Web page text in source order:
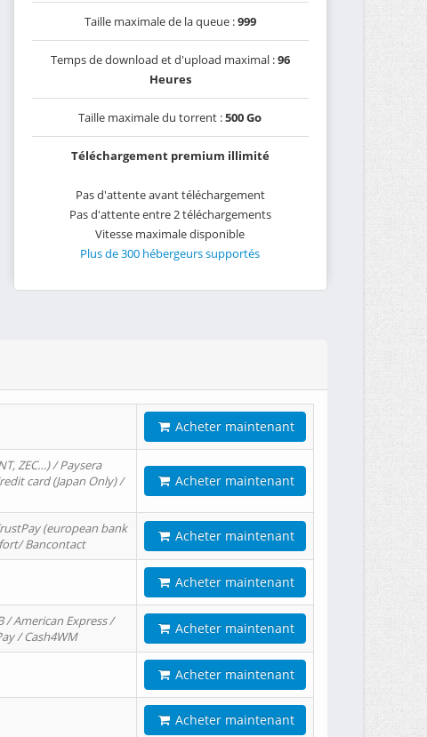
Taille maximale de la queue :999
Temps de download et d'upload maximal :96
Heures
Taille maximale du torrent :500 Go
Téléchargement premium illimité
Pas d'attente avant téléchargement
Pas d'attente entre 2 téléchargements
Vitesse maximale disponible
Plus de 300 hébergeurs supportés
Acheter maintenant
ZEC…) / Paysera
card (Japan Only) /
Acheter maintenant
(european bank
Bancontact
Acheter maintenant
Acheter maintenant
/ American Express /
/ Cash4WM
Acheter maintenant
Acheter maintenant
Acheter maintenant